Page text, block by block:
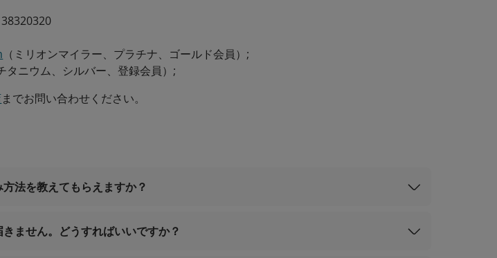
（ミリオンマイラー、プラチナ、ゴールド会員）;
タニウム、シルバー、登録会員）;
までお問い合わせください。
法を教えてもらえますか？
ません。どうすればいいですか？